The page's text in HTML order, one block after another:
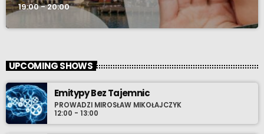
19:00 - 20:00
UPCOMING SHOWS
Emitypy Bez Tajemnic
PROWADZI MIROSŁAW MIKOŁAJCZYK
12:00 - 13:00